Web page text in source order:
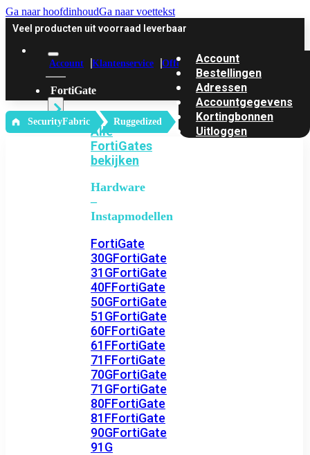
Ga naar hoofdinhoudGa naar voettekst
Veel producten uit voorraad leverbaar
Account Klantenservice Offerte
FortiGate
Alle
FortiGates
bekijken
Hardware
–
Instapmodellen
FortiGate
30GFortiGate
31GFortiGate
40FFortiGate
50GFortiGate
51GFortiGate
60FFortiGate
61FFortiGate
71FFortiGate
70GFortiGate
71GFortiGate
80FFortiGate
81FFortiGate
90GFortiGate
91G
Account
Bestellingen
Adressen
Accountgegevens
Kortingbonnen
Uitloggen
‎ SecurityFabric Ruggedized